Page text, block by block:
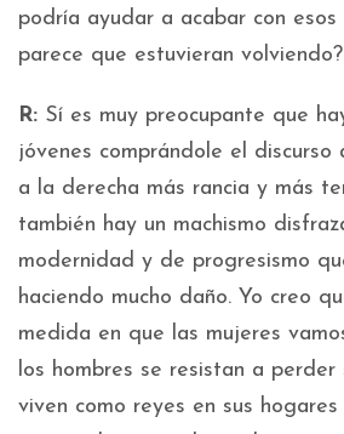
podría ayudar a acabar con
parece que estuvieran volviendo?
R: Sí es muy preocupante que
jóvenes comprándole el discurso
a la derecha más rancia y más
también hay un machismo
modernidad y de progresismo
haciendo mucho daño. Yo creo
medida en que las mujeres
los hombres se resistan a perder
viven como reyes en sus hogares